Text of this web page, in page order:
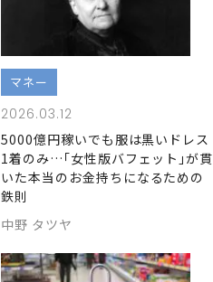
マネー
2026.03.12
5000億円稼いでも服は黒いドレス
1着のみ…｢女性版バフェット｣が貫
いた本当のお金持ちになるための
鉄則
中野 タツヤ